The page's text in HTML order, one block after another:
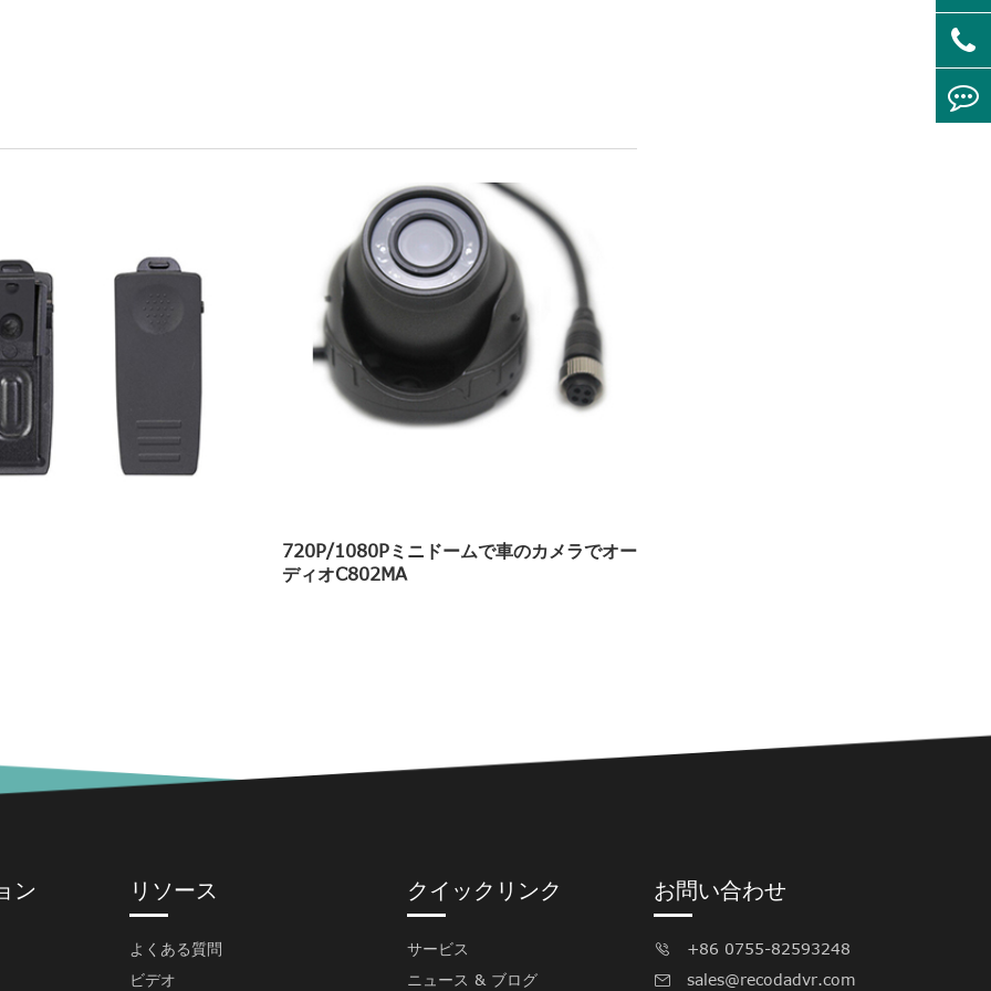
720P/1080Pミニドームで車のカメラでオー
ディオC802MA
ン リソース
よくある質問
ビデオ
クイックリンク
サービス
ニュース & ブログ
お問い合わせ
 +86 0755-82593248
 sales@recodadvr.com